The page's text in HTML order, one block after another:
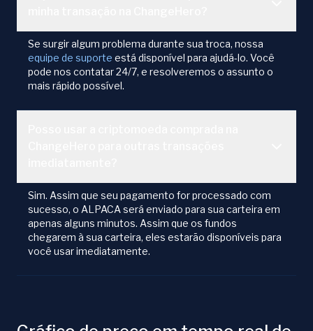
Se surgir algum problema durante sua troca, nossa
equipe de suporte está disponível para ajudá-lo. Você
pode nos contatar 24/7, e resolveremos o assunto o
mais rápido possível.
Sim. Assim que seu pagamento for processado com
sucesso, o ALPACA será enviado para sua carteira em
apenas alguns minutos. Assim que os fundos
chegarem à sua carteira, eles estarão disponíveis para
você usar imediatamente.